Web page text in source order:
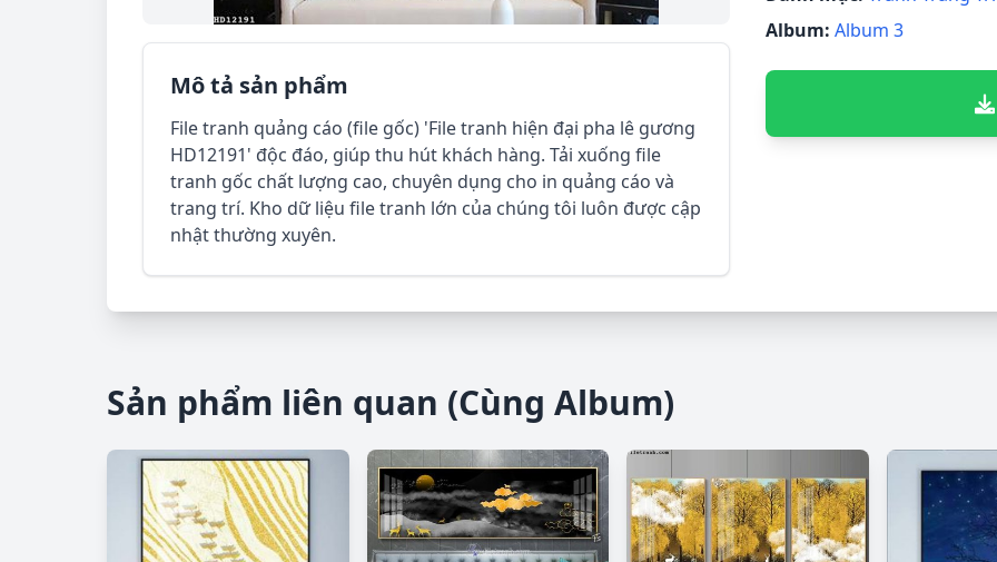
Mô tả sản phẩm
File tranh quảng cáo (file gốc) 'File tranh hiện đại pha lê gương
HD12191' độc đáo, giúp thu hút khách hàng. Tải xuống file
tranh gốc chất lượng cao, chuyên dụng cho in quảng cáo và
trang trí. Kho dữ liệu file tranh lớn của chúng tôi luôn được cập
nhật thường xuyên.
Album: Album 3
Sản phẩm liên quan (Cùng Album)